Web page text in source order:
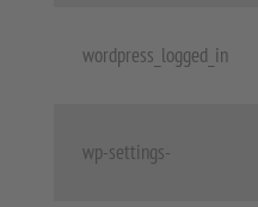
wordpress_logged_in
wp-settings-